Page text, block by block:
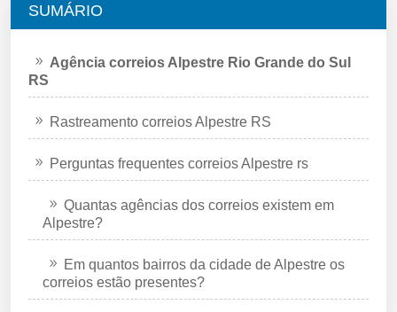
SUMÁRIO
Agência correios Alpestre Rio Grande do Sul
RS
Rastreamento correios Alpestre RS
Perguntas frequentes correios Alpestre rs
Quantas agências dos correios existem em
Alpestre?
Em quantos bairros da cidade de Alpestre os
correios estão presentes?